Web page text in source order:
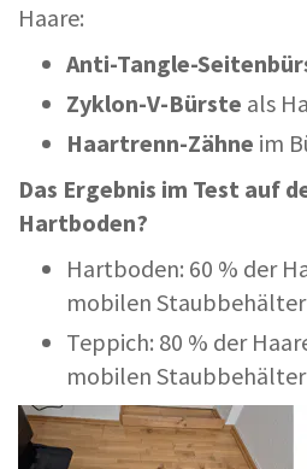
Haare:
Anti-Tangle-
Zyklon-V-Bürste als
Haartrenn-Zähne im
Das Ergebnis im Test auf
Hartboden?
Hartboden: 60 % der
mobilen Staubbehälter
Teppich: 80 % der
mobilen Staubbehälter